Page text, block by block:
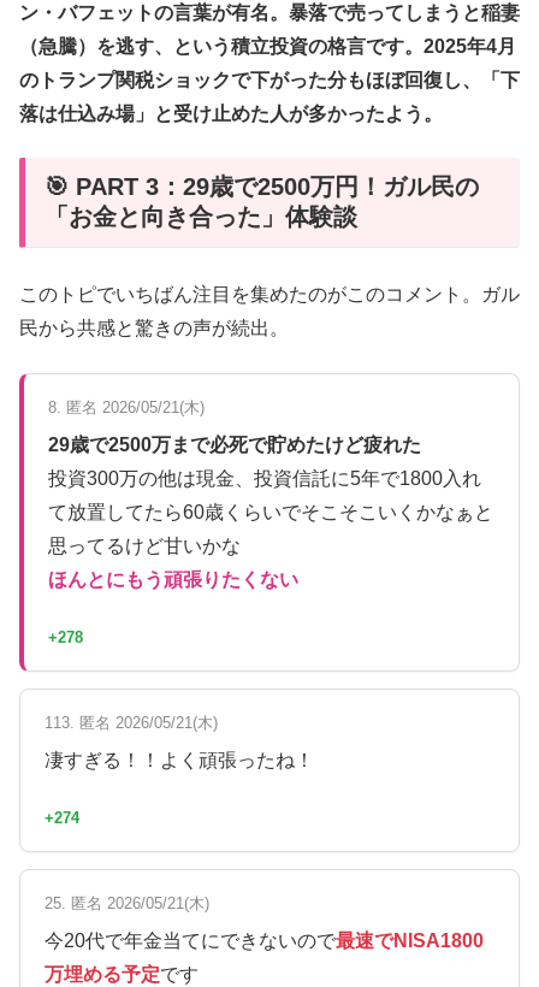
ン・バフェットの言葉が有名。暴落で売ってしまうと稲妻
（急騰）を逃す、という積立投資の格言です。2025年4月
のトランプ関税ショックで下がった分もほぼ回復し、「下
落は仕込み場」と受け止めた人が多かったよう。
🎯 PART 3：29歳で2500万円！ガル民の
「お金と向き合った」体験談
このトピでいちばん注目を集めたのがこのコメント。ガル
民から共感と驚きの声が続出。
8. 匿名 2026/05/21(木)
29歳で2500万まで必死で貯めたけど疲れた
投資300万の他は現金、投資信託に5年で1800入れ
て放置してたら60歳くらいでそこそこいくかなぁと
思ってるけど甘いかな
ほんとにもう頑張りたくない
+278
113. 匿名 2026/05/21(木)
凄すぎる！！よく頑張ったね！
+274
25. 匿名 2026/05/21(木)
今20代で年金当てにできないので最速でNISA1800
万埋める予定です